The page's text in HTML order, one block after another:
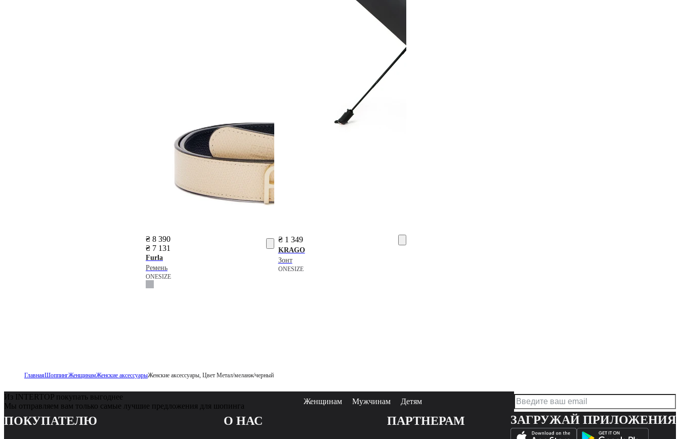
₴ 8 390
₴ 7 131
Furla
Ремень
ONESIZE
₴ 1 349
KRAGO
Зонт
ONESIZE
ГлавнаяШоппингЖенщинамЖенские аксессуарыЖенские аксессуары, Цвет Метал/меланж/черный
Из INTERTOP покупать выгоднее
Мы отправляем вам только самые лучшие предложения для шопинга
Женщинам Мужчинам Детям
ПОКУПАТЕЛЮ О НАС ПАРТНЕРАМ ЗАГРУЖАЙ ПРИЛОЖЕНИЯ